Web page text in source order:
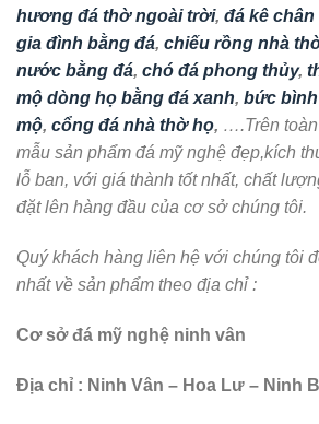
hương đá thờ ngoài trời, đá kê chân
gia đình bằng đá, chiếu rồng nhà
nước bằng đá, chó đá phong thủy,
mộ dòng họ bằng đá xanh, bức
mộ, cổng đá nhà thờ họ, ….Trên
mẫu sản phẩm đá mỹ nghệ đẹp,kích
lỗ ban, với giá thành tốt nhất, chất
đặt lên hàng đầu của cơ sở chúng tôi.
Quý khách hàng liên hệ với chúng tôi
nhất về sản phẩm theo địa chỉ :
Cơ sở đá mỹ nghệ ninh vân
Địa chỉ : Ninh Vân – Hoa Lư – Ninh